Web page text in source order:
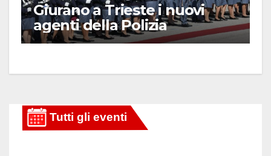
Giurano a Trieste i nuovi
agenti della Polizia